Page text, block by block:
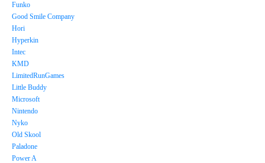
Funko
Good Smile Company
Hori
Hyperkin
Intec
KMD
LimitedRunGames
Little Buddy
Microsoft
Nintendo
Nyko
Old Skool
Paladone
Power A